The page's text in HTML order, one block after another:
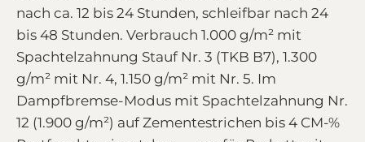
nach ca. 12 bis 24 Stunden, schleifbar nach 24
bis 48 Stunden. Verbrauch 1.000 g/m² mit
Spachtelzahnung Stauf Nr. 3 (TKB B7), 1.300
g/m² mit Nr. 4, 1.150 g/m² mit Nr. 5. Im
Dampfbremse-Modus mit Spachtelzahnung Nr.
12 (1.900 g/m²) auf Zementestrichen bis 4 CM-%